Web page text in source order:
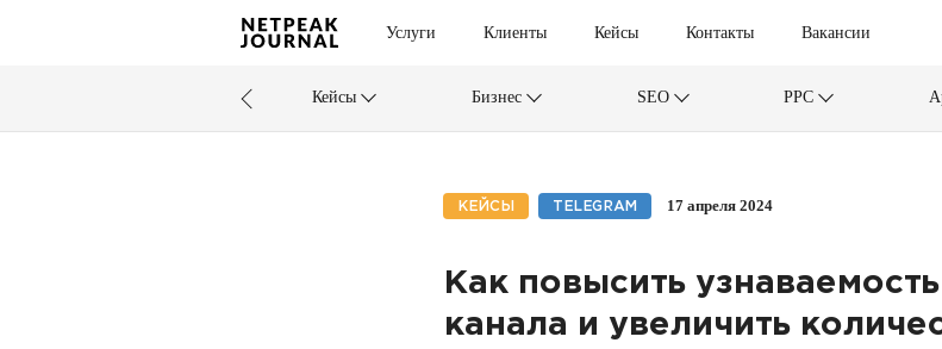
Услуги Клиенты Кейсы Контакты Вакансии
Кейсы Бизнес SEO PPC
КЕЙСЫ TELEGRAM 17 апреля 2024
Как повысить
канала и увеличить